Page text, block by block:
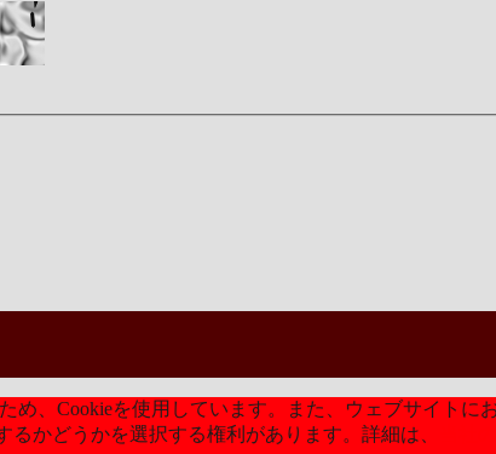
、Cookieを使用しています。また、ウェブサイトに
るかどうかを選択する権利があります。詳細は、